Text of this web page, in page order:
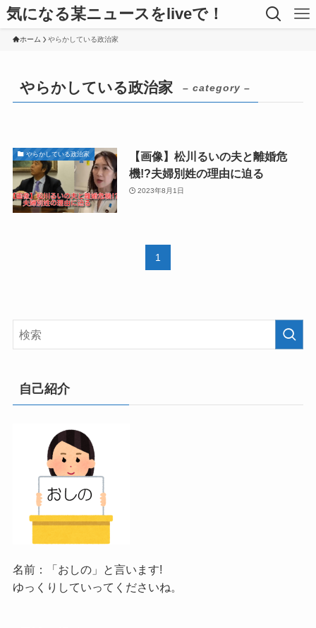
気になる某ニュースをliveで！
ホーム やらかしている政治家
やらかしている政治家 – category –
やらかしている政治家
【画像】松川るいの夫と離婚危
機!?夫婦別姓の理由に迫る
2023年8月1日
1
自己紹介
名前：「おしの」と言います!
ゆっくりしていってくださいね。